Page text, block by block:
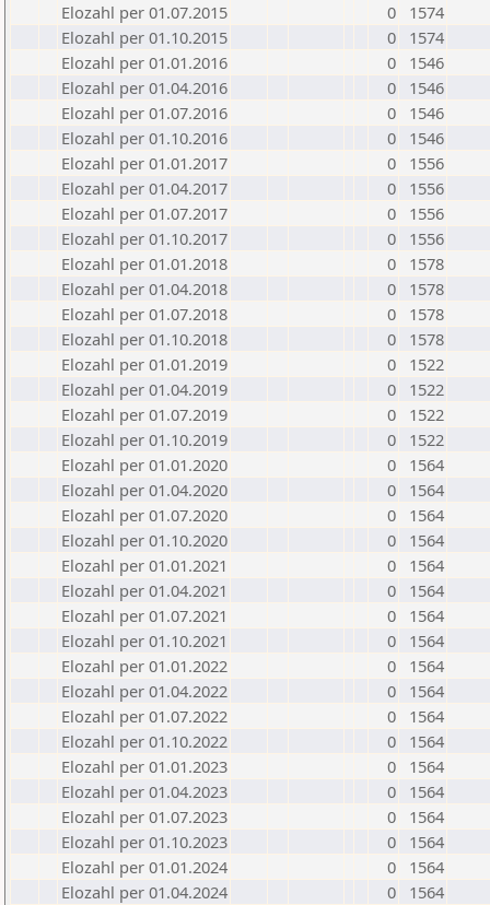
Elozahl per 01.07.2015
0
1574
Elozahl per 01.10.2015
0
1574
Elozahl per 01.01.2016
0
1546
Elozahl per 01.04.2016
0
1546
Elozahl per 01.07.2016
0
1546
Elozahl per 01.10.2016
0
1546
Elozahl per 01.01.2017
0
1556
Elozahl per 01.04.2017
0
1556
Elozahl per 01.07.2017
0
1556
Elozahl per 01.10.2017
0
1556
Elozahl per 01.01.2018
0
1578
Elozahl per 01.04.2018
0
1578
Elozahl per 01.07.2018
0
1578
Elozahl per 01.10.2018
0
1578
Elozahl per 01.01.2019
0
1522
Elozahl per 01.04.2019
0
1522
Elozahl per 01.07.2019
0
1522
Elozahl per 01.10.2019
0
1522
Elozahl per 01.01.2020
0
1564
Elozahl per 01.04.2020
0
1564
Elozahl per 01.07.2020
0
1564
Elozahl per 01.10.2020
0
1564
Elozahl per 01.01.2021
0
1564
Elozahl per 01.04.2021
0
1564
Elozahl per 01.07.2021
0
1564
Elozahl per 01.10.2021
0
1564
Elozahl per 01.01.2022
0
1564
Elozahl per 01.04.2022
0
1564
Elozahl per 01.07.2022
0
1564
Elozahl per 01.10.2022
0
1564
Elozahl per 01.01.2023
0
1564
Elozahl per 01.04.2023
0
1564
Elozahl per 01.07.2023
0
1564
Elozahl per 01.10.2023
0
1564
Elozahl per 01.01.2024
0
1564
Elozahl per 01.04.2024
0
1564